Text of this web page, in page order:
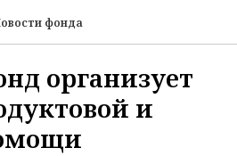
фонда
организует
и